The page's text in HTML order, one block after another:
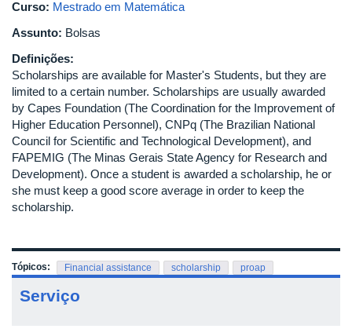
Curso: Mestrado em Matemática
Assunto: Bolsas
Definições:
Scholarships are available for Master's Students, but they are
limited to a certain number. Scholarships are usually awarded
by Capes Foundation (The Coordination for the Improvement of
Higher Education Personnel), CNPq (The Brazilian National
Council for Scientific and Technological Development), and
FAPEMIG (The Minas Gerais State Agency for Research and
Development). Once a student is awarded a scholarship, he or
she must keep a good score average in order to keep the
scholarship.
Tópicos: Financial assistance scholarship proap
Serviço